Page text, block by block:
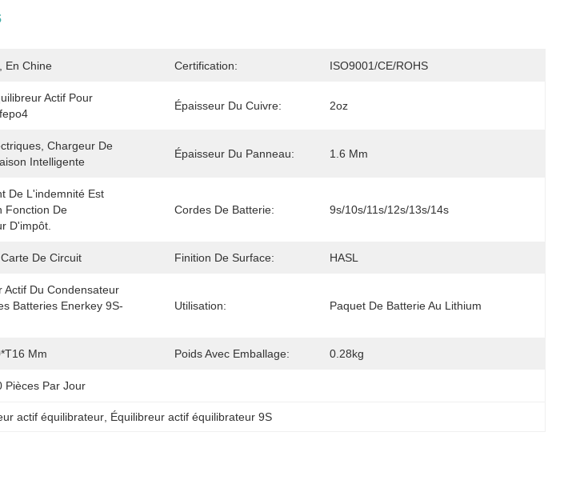
En Chine Certification: ISO9001/CE/ROHS
Actif Pour
Épaisseur Du Cuivre: 2oz
Chargeur De
Intelligente
Épaisseur Du Panneau: 1.6 Mm
De L'indemnité Est
Fonction De
D'impôt.
Cordes De Batterie: 9s/10s/11s/12s/13s/14s
De Circuit Finition De Surface: HASL
Actif Du Condensateur
Batteries Enerkey 9S-
Utilisation: Paquet De Batterie Au Lithium
Mm Poids Avec Emballage: 0.28kg
Pièces Par Jour
actif équilibrateur Équilibreur actif équilibrateur 9S